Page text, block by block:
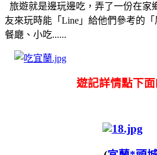
旅遊就是邊玩邊吃，弄了一份在家
友來玩時能「Line」給他們參考的
餐廰、小吃......
遊記詳情點下